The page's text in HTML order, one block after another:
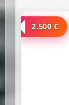
a louer
2.500 €